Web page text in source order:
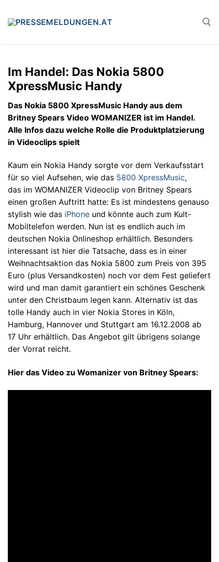
Inhalt
Im Handel: Das Nokia 5800
XpressMusic Handy
Das Nokia 5800 XpressMusic Handy aus dem
Britney Spears Video WOMANIZER ist im Handel.
Alle Infos dazu welche Rolle die Produktplatzierung
in Videoclips spielt
Kaum ein Nokia Handy sorgte vor dem Verkaufsstart
für so viel Aufsehen, wie das 5800 XpressMusic,
das im WOMANIZER Videoclip von Britney Spears
einen großen Auftritt hatte: Es ist mindestens genauso
stylish wie das iPhone und könnte auch zum Kult-
Mobiltelefon werden. Nun ist es endlich auch im
deutschen Nokia Onlineshop erhältlich. Besonders
interessant ist hier die Tatsache, dass es in einer
Weihnachtsaktion das Nokia 5800 zum Preis von 395
Euro (plus Versandkosten) noch vor dem Fest geliefert
wird und man damit garantiert ein schönes Geschenk
unter den Christbaum legen kann. Alternativ ist das
tolle Handy auch in vier Nokia Stores in Köln,
Hamburg, Hannover und Stuttgart am 16.12.2008 ab
17 Uhr erhältlich. Das Angebot gilt übrigens solange
der Vorrat reicht.
Hier das Video zu Womanizer von Britney Spears: